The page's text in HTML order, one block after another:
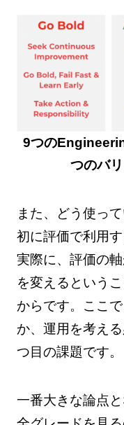
9つの
つのバ
また、どう使っ
初に評価で利用
実際に、評価の
を変えるという
からです。ここ
か、運用を考え
つ目の課題です。
一番大きな論点